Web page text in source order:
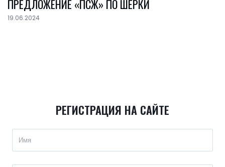
ПРЕДЛОЖЕНИЕ «ПСЖ» ПО ШЕРКИ
19.06.2024
РЕГИСТРАЦИЯ НА САЙТЕ